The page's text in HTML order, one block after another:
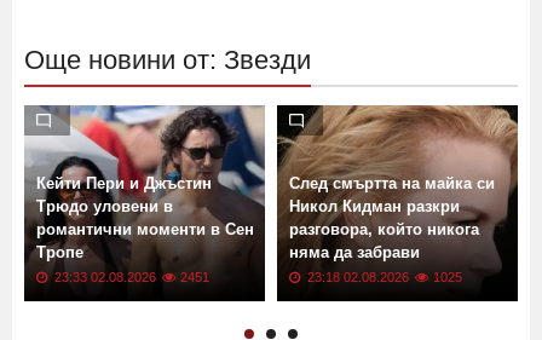
Още новини от: Звезди
Кейти Пери и Джъстин
Трюдо уловени в
романтични моменти в Сен
Тропе
23:33 02.08.2026 2451
След смъртта на майка си
Никол Кидман разкри
разговора, който никога
няма да забрави
23:18 02.08.2026 1025